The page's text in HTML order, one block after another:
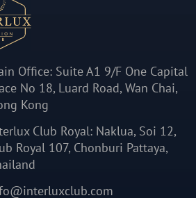
Office: Suite A1 9/F One Capital
No 18, Luard Road, Wan Chai,
Kong
Club Royal: Naklua, Soi 12,
Royal 107, Chonburi Pattaya,